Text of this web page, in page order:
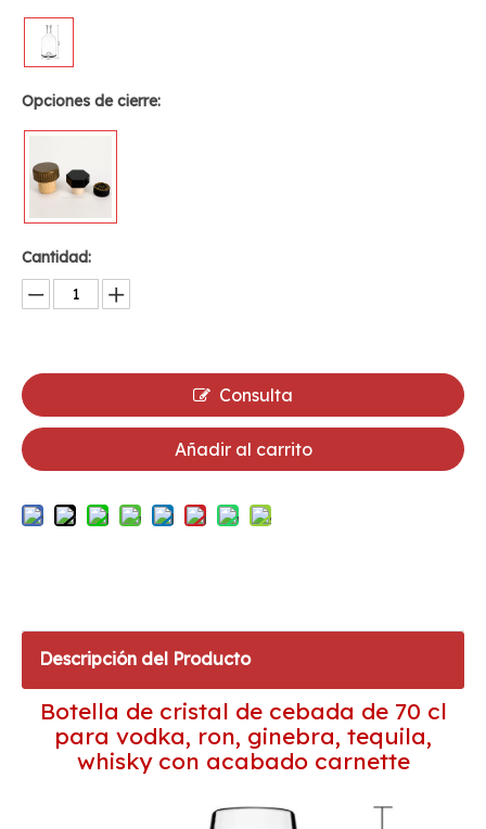
Opciones de cierre:
Cantidad:
Consulta
Añadir al carrito
Descripción del Producto
Botella de cristal de cebada de 70 cl
para vodka, ron, ginebra, tequila,
whisky con acabado carnette